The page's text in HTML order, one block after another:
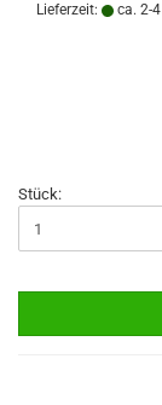
Lieferzeit:
ca. 2-
Stück: